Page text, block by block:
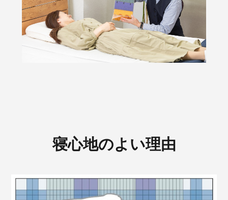
寝心地のよい理由